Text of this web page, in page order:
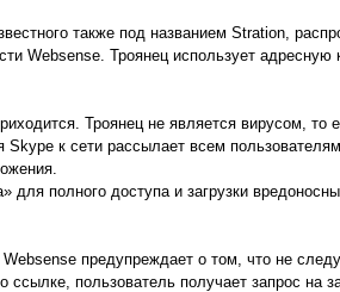
также под названием Stration,
Websense. Троянец использует адресную
Троянец не является вирусом, то
к сети рассылает всем
для полного доступа и загрузки
предупреждает о том, что не
пользователь получает запрос на